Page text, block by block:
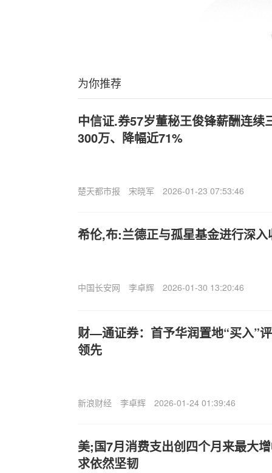
为你推荐
中信证.券57岁董秘王俊锋薪酬连续
300万、降幅近71%
楚天都市报 宋晓军 2026-01-23 07:53:46
希伦,布:兰德正与孤星基金进行深入
中国长安网 李卓辉 2026-01-30 13:20:46
财—通证券：首予华润置地“买入”
领先
新浪财经 李卓辉 2026-01-24 01:39:46
美;国7月消费支出创四个月来最大
求依然坚韧